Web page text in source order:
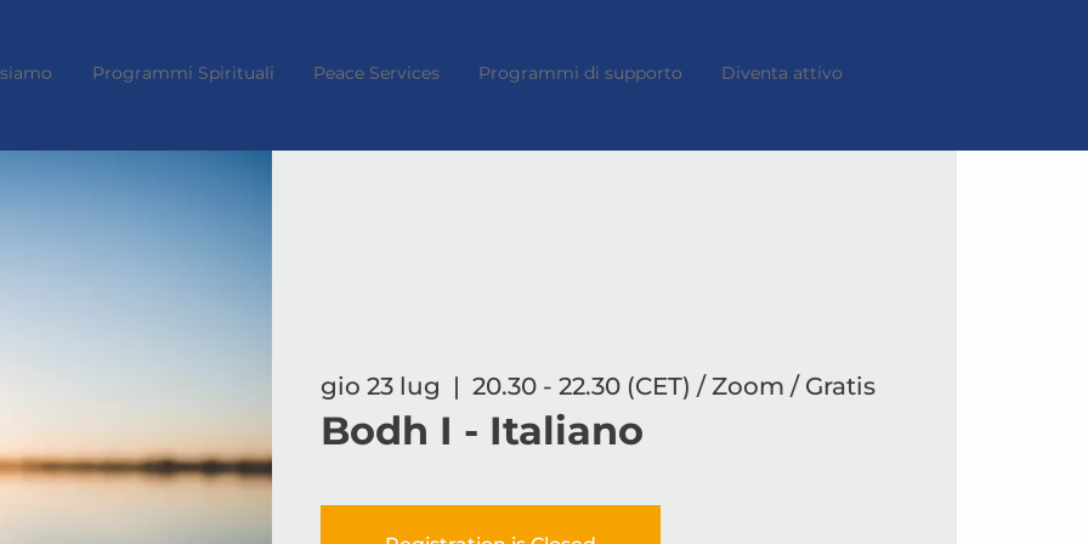
Programmi Spirituali Peace Services Programmi di supporto Diventa attivo
gio 23 lug
  |
20.30 - 22.30 (CET) / Zoom / Gratis
Bodh I - Italiano